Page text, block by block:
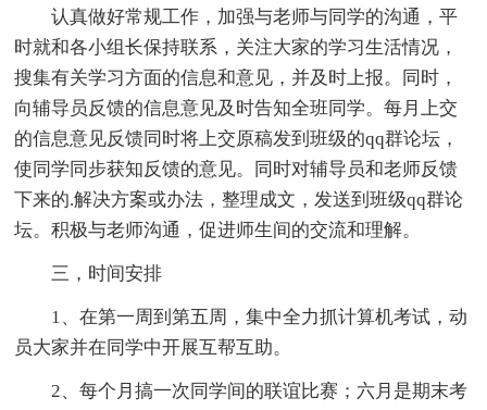
认真做好常规工作，加强与老师与同学的沟通，平
时就和各小组长保持联系，关注大家的学习生活情况，
搜集有关学习方面的信息和意见，并及时上报。同时，
向辅导员反馈的信息意见及时告知全班同学。每月上交
的信息意见反馈同时将上交原稿发到班级的qq群论坛，
使同学同步获知反馈的意见。同时对辅导员和老师反馈
下来的.解决方案或办法，整理成文，发送到班级qq群论
坛。积极与老师沟通，促进师生间的交流和理解。
三，时间安排
1、在第一周到第五周，集中全力抓计算机考试，动
员大家并在同学中开展互帮互助。
2、每个月搞一次同学间的联谊比赛；六月是期末考